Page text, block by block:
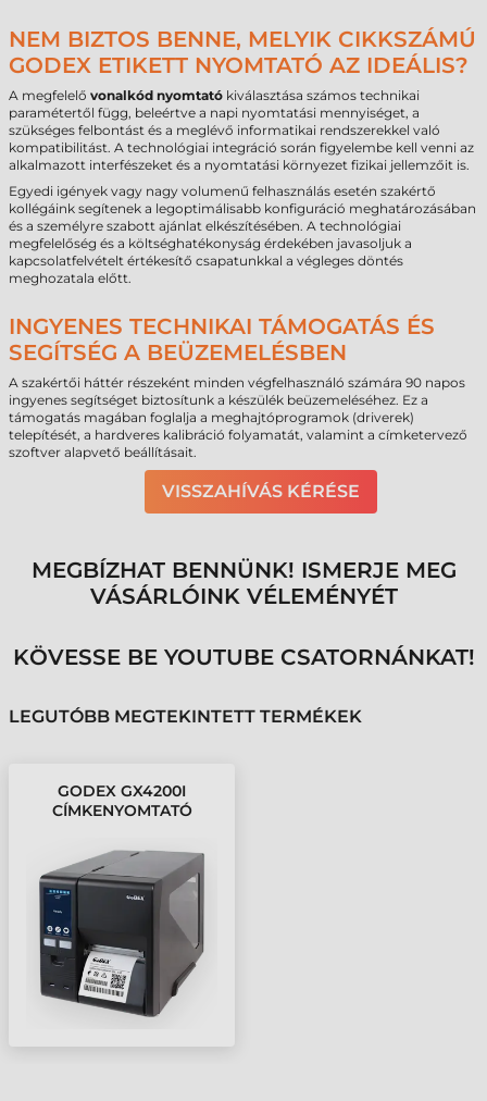
NEM BIZTOS BENNE, MELYIK CIKKSZÁMÚ
GODEX ETIKETT NYOMTATÓ AZ IDEÁLIS?
A megfelelő vonalkód nyomtató kiválasztása számos technikai
paramétertől függ, beleértve a napi nyomtatási mennyiséget, a
szükséges felbontást és a meglévő informatikai rendszerekkel való
kompatibilitást. A technológiai integráció során figyelembe kell venni az
alkalmazott interfészeket és a nyomtatási környezet fizikai jellemzőit is.
Egyedi igények vagy nagy volumenű felhasználás esetén szakértő
kollégáink segítenek a legoptimálisabb konfiguráció meghatározásában
és a személyre szabott ajánlat elkészítésében. A technológiai
megfelelőség és a költséghatékonyság érdekében javasoljuk a
kapcsolatfelvételt értékesítő csapatunkkal a végleges döntés
meghozatala előtt.
INGYENES TECHNIKAI TÁMOGATÁS ÉS
SEGÍTSÉG A BEÜZEMELÉSBEN
A szakértői háttér részeként minden végfelhasználó számára 90 napos
ingyenes segítséget biztosítunk a készülék beüzemeléséhez. Ez a
támogatás magában foglalja a meghajtóprogramok (driverek)
telepítését, a hardveres kalibráció folyamatát, valamint a címketervező
szoftver alapvető beállításait.
VISSZAHÍVÁS KÉRÉSE
MEGBÍZHAT BENNÜNK! ISMERJE MEG
VÁSÁRLÓINK VÉLEMÉNYÉT
KÖVESSE BE YOUTUBE CSATORNÁNKAT!
LEGUTÓBB MEGTEKINTETT TERMÉKEK
GODEX GX4200I
CÍMKENYOMTATÓ